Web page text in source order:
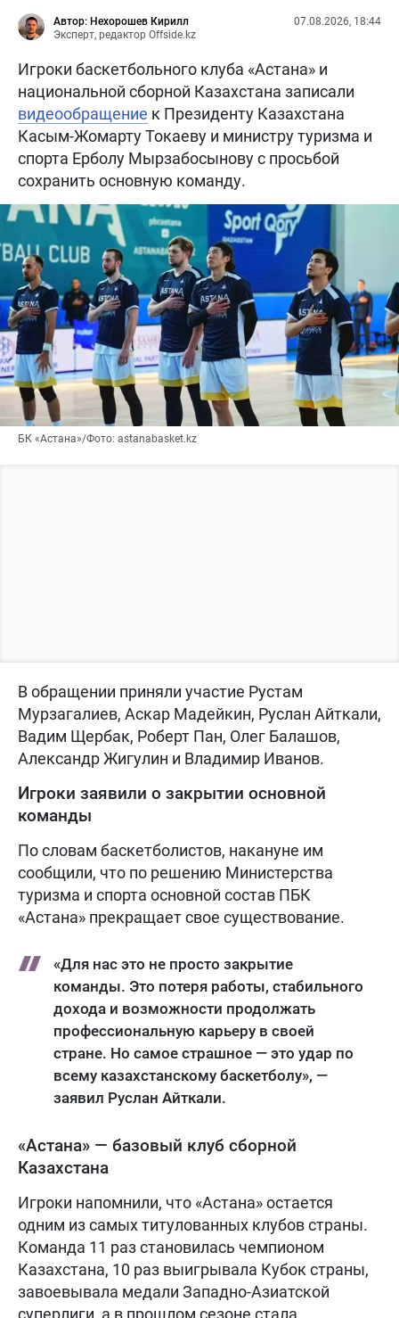
Автор: Нехорошев Кирилл
Эксперт, редактор Offside.kz
07.08.2026, 18:44
Игроки баскетбольного клуба «Астана» и
национальной сборной Казахстана записали
видеообращение к Президенту Казахстана
Касым-Жомарту Токаеву и министру туризма и
спорта Ерболу Мырзабосынову с просьбой
сохранить основную команду.
БК «Астана»/Фото: astanabasket.kz
В обращении приняли участие Рустам
Мурзагалиев, Аскар Мадейкин, Руслан Айткали,
Вадим Щербак, Роберт Пан, Олег Балашов,
Александр Жигулин и Владимир Иванов.
Игроки заявили о закрытии основной
команды
По словам баскетболистов, накануне им
сообщили, что по решению Министерства
туризма и спорта основной состав ПБК
«Астана» прекращает свое существование.
«Для нас это не просто закрытие
команды. Это потеря работы, стабильного
дохода и возможности продолжать
профессиональную карьеру в своей
стране. Но самое страшное — это удар по
всему казахстанскому баскетболу», —
заявил Руслан Айткали.
«Астана» — базовый клуб сборной
Казахстана
Игроки напомнили, что «Астана» остается
одним из самых титулованных клубов страны.
Команда 11 раз становилась чемпионом
Казахстана, 10 раз выигрывала Кубок страны,
завоевывала медали Западно-Азиатской
суперлиги, а в прошлом сезоне стала